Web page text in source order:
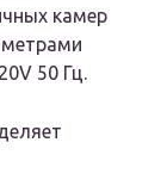
камер
50 Гц.